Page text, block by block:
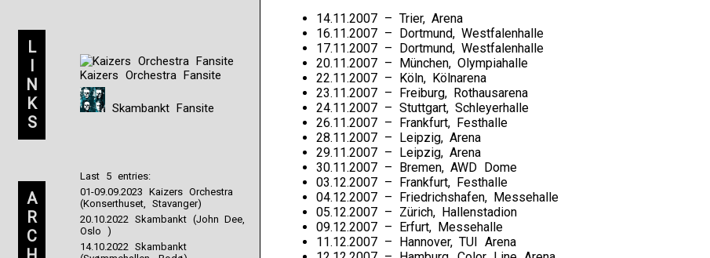
L
I
N
K
S
Kaizers Orchestra Fansite
Skambankt Fansite
A
R
C
Last 5 entries:
01-09.09.2023 Kaizers Orchestra
(Konserthuset, Stavanger)
20.10.2022 Skambankt (John Dee,
Oslo )
14.10.2022 Skambankt
14.11.2007 – Trier, Arena
16.11.2007 – Dortmund, Westfalenhalle
17.11.2007 – Dortmund, Westfalenhalle
20.11.2007 – München, Olympiahalle
22.11.2007 – Köln, Kölnarena
23.11.2007 – Freiburg, Rothausarena
24.11.2007 – Stuttgart, Schleyerhalle
26.11.2007 – Frankfurt, Festhalle
28.11.2007 – Leipzig, Arena
29.11.2007 – Leipzig, Arena
30.11.2007 – Bremen, AWD Dome
03.12.2007 – Frankfurt, Festhalle
04.12.2007 – Friedrichshafen, Messehalle
05.12.2007 – Zürich, Hallenstadion
09.12.2007 – Erfurt, Messehalle
11.12.2007 – Hannover, TUI Arena